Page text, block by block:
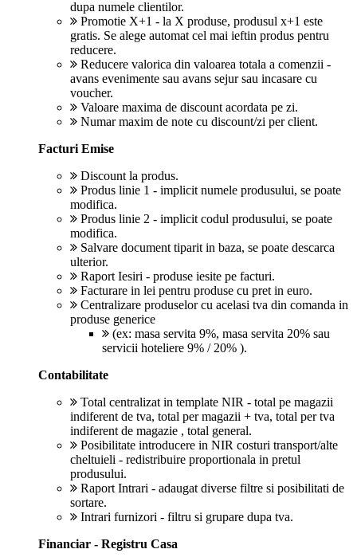
dupa numele clientilor.
Promotie X+1 - la X produse, produsul x+1 este
gratis. Se alege automat cel mai ieftin produs pentru
reducere.
Reducere valorica din valoarea totala a comenzii -
avans evenimente sau avans sejur sau incasare cu
voucher.
Valoare maxima de discount acordata pe zi.
Numar maxim de note cu discount/zi per client.
Facturi Emise
Discount la produs.
Produs linie 1 - implicit numele produsului, se poate
modifica.
Produs linie 2 - implicit codul produsului, se poate
modifica.
Salvare document tiparit in baza, se poate descarca
ulterior.
Raport Iesiri - produse iesite pe facturi.
Facturare in lei pentru produse cu pret in euro.
Centralizare produselor cu acelasi tva din comanda in
produse generice
(ex: masa servita 9%, masa servita 20% sau
servicii hoteliere 9% / 20% ).
Contabilitate
Total centralizat in template NIR - total pe magazii
indiferent de tva, total per magazii + tva, total per tva
indiferent de magazie , total general.
Posibilitate introducere in NIR costuri transport/alte
cheltuieli - redistribuire proportionala in pretul
produsului.
Raport Intrari - adaugat diverse filtre si posibilitati de
sortare.
Intrari furnizori - filtru si grupare dupa tva.
Financiar - Registru Casa